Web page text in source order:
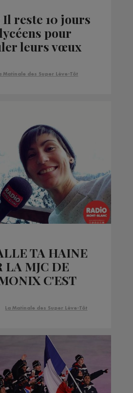
Il reste 10 jours
pour
leurs vœux
Matinale des Super Lève-Tôt
TA HAINE
LA MJC DE
C'EST
La Matinale des Super Lève-Tôt